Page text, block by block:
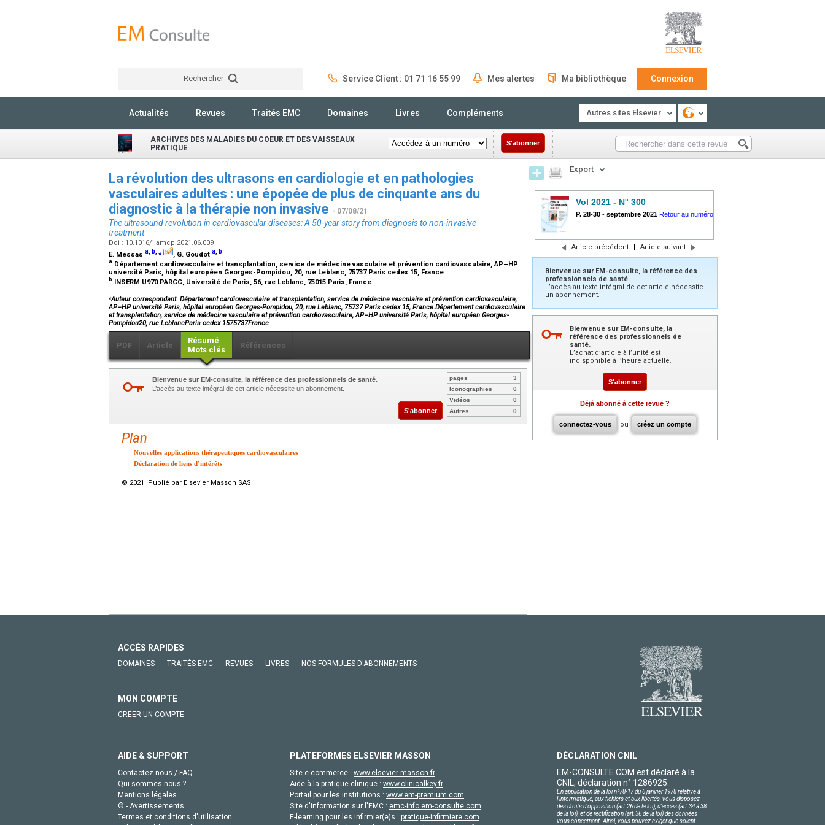
Rechercher Service Client : 01 71 16 55 99 Mes alertes Ma bibliothèque Connexion
Actualités Revues Traités EMC Domaines Livres Compléments Autres sites Elsevier
ARCHIVES DES MALADIES DU COEUR ET DES VAISSEAUX
PRATIQUE
S'abonner
La révolution des ultrasons en cardiologie et en pathologies
vasculaires adultes : une épopée de plus de cinquante ans du
diagnostic à la thérapie non invasive - 07/08/21
The ultrasound revolution in cardiovascular diseases: A 50-year story from diagnosis to non-invasive
treatment
Doi : 10.1016/j.amcp.2021.06.009
E. Messas a, b,⁎ , G. Goudot a, b
a Département cardiovasculaire et transplantation, service de médecine vasculaire et prévention cardiovasculaire, AP–HP
université Paris, hôpital européen Georges-Pompidou, 20, rue Leblanc, 75737 Paris cedex 15, France
b INSERM U970 PARCC, Université de Paris, 56, rue Leblanc, 75015 Paris, France
⁎Auteur correspondant. Département cardiovasculaire et transplantation, service de médecine vasculaire et prévention cardiovasculaire,
AP–HP université Paris, hôpital européen Georges-Pompidou, 20, rue Leblanc, 75737 Paris cedex 15, France.Département cardiovasculaire
et transplantation, service de médecine vasculaire et prévention cardiovasculaire, AP–HP université Paris, hôpital européen Georges-
Pompidou20, rue LeblancParis cedex 1575737France
PDF Article
Résumé
Mots clés
Références
Bienvenue sur EM-consulte, la référence des professionnels de santé.
L’accès au texte intégral de cet article nécessite un abonnement.
S'abonner
pages
3
Iconographies
0
Vidéos
0
Autres
0
Plan
Nouvelles applications thérapeutiques cardiovasculaires
Déclaration de liens d’intérêts
© 2021 Publié par Elsevier Masson SAS.
Export
Vol 2021 - N° 300
P. 28-30 - septembre 2021 Retour au numéro
Article précédent | Article suivant
Bienvenue sur EM-consulte, la référence des
professionnels de santé.
L’accès au texte intégral de cet article nécessite
un abonnement.
Bienvenue sur EM-consulte, la
référence des professionnels de
santé.
L’achat d’article à l’unité est
indisponible à l’heure actuelle.
S'abonner
Déjà abonné à cette revue ?
connectez-vous ou créez un compte
ACCÈS RAPIDES
DOMAINES TRAITÉS EMC REVUES LIVRES NOS FORMULES D'ABONNEMENTS
MON COMPTE
CRÉER UN COMPTE
AIDE & SUPPORT
Contactez-nous / FAQ
Qui sommes-nous ?
Mentions légales
© - Avertissements
Termes et conditions d'utilisation
PLATEFORMES ELSEVIER MASSON
Site e-commerce : www.elsevier-masson.fr
Aide à la pratique clinique : www.clinicalkey.fr
Portail pour les institutions : www.em-premium.com
Site d'information sur l'EMC : emc-info.em-consulte.com
E-learning pour les infirmier(e)s : pratique-infirmiere.com
DÉCLARATION CNIL
EM-CONSULTE.COM est déclaré à la
CNIL, déclaration n° 1286925.
En application de la loi nº78-17 du 6 janvier 1978 relative à
l'informatique, aux fichiers et aux libertés, vous disposez
des droits d'opposition (art.26 de la loi), d'accès (art.34 à 38
de la loi), et de rectification (art.36 de la loi) des données
vous concernant. Ainsi, vous pouvez exiger que soient